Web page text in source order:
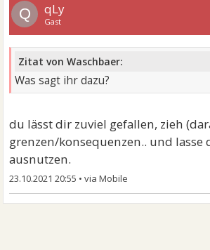
Q qLy
Gast
Zitat von Waschbaer:
Was sagt ihr dazu?
du lässt dir zuviel gefallen, zieh
grenzen/konsequenzen.. und lasse
ausnutzen.
23.10.2021 20:55 •